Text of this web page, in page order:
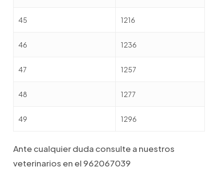
45 1216
46 1236
47 1257
48 1277
49 1296
Ante cualquier duda consulte a nuestros
veterinarios en el 962067039